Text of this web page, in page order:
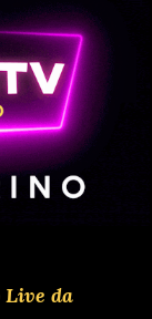
Live da